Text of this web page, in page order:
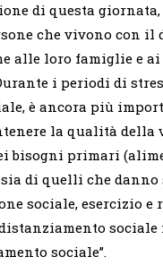
di questa
che vivono con il
alle loro famiglie e ai
i periodi di
è ancora più
la qualità della
bisogni primari
di quelli che danno
sociale, esercizio e
sociale
sociale”.